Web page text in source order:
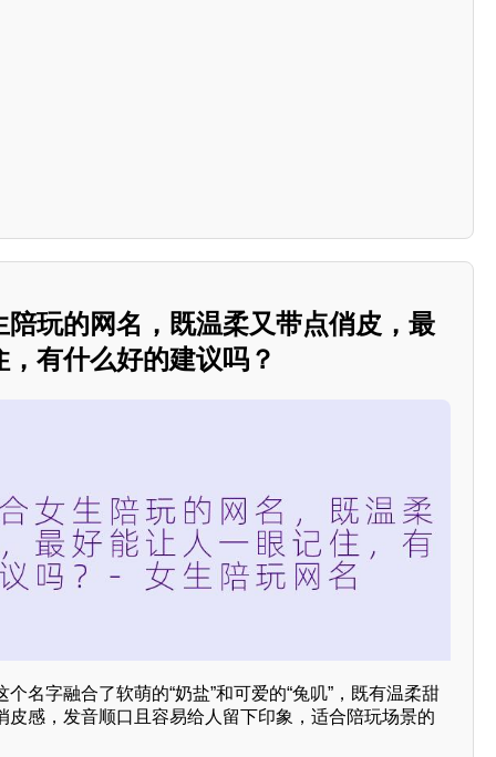
玩的网名，既温柔又带点俏皮，最
有什么好的建议吗？
名字融合了软萌的“奶盐”和可爱的“兔叽”，既有温柔甜
皮感，发音顺口且容易给人留下印象，适合陪玩场景的